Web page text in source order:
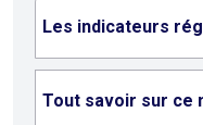
Les indicateurs
Tout savoir sur ce